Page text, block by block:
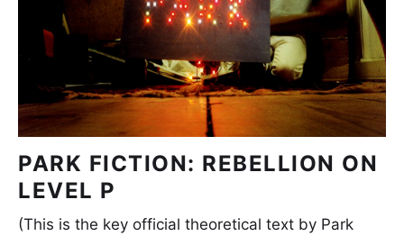
PARK FICTION: REBELLION ON
LEVEL P
(This is the key official theoretical text by Park